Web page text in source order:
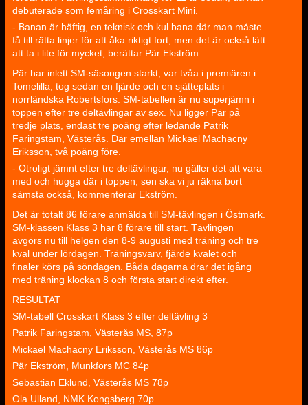
debuterade som femåring i Crosskart Mini.
- Banan är häftig, en teknisk och kul bana där man måste
få till rätta linjer för att åka riktigt fort, men det är också lätt
att ta i lite för mycket, berättar Pär Ekström.
Pär har inlett SM-säsongen starkt, var tvåa i premiären i
Tomelilla, tog sedan en fjärde och en sjätteplats i
norrländska Robertsfors. SM-tabellen är nu superjämn i
toppen efter tre deltävlingar av sex. Nu ligger Pär på
tredje plats, endast tre poäng efter ledande Patrik
Faringstam, Västerås. Där emellan Mickael Machacny
Eriksson, två poäng före.
- Otroligt jämnt efter tre deltävlingar, nu gäller det att vara
med och hugga där i toppen, sen ska vi ju räkna bort
sämsta också, kommenterar Ekström.
Det är totalt 86 förare anmälda till SM-tävlingen i Östmark.
SM-klassen Klass 3 har 8 förare till start. Tävlingen
avgörs nu till helgen den 8-9 augusti med träning och tre
kval under lördagen. Träningsvarv, fjärde kvalet och
finaler körs på söndagen. Båda dagarna drar det igång
med träning klockan 8 och första start direkt efter.
RESULTAT
SM-tabell Crosskart Klass 3 efter deltävling 3
Patrik Faringstam, Västerås MS, 87p
Mickael Machacny Eriksson, Västerås MS 86p
Pär Ekström, Munkfors MC 84p
Sebastian Eklund, Västerås MS 78p
Ola Ulland, NMK Kongsberg 70p